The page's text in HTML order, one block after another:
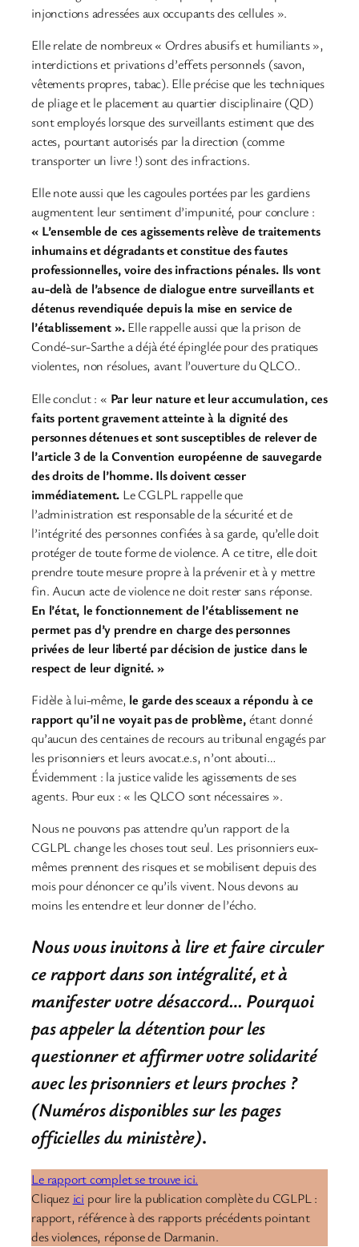
injonctions adressées aux occupants des cellules ».
Elle relate de nombreux « Ordres abusifs et humiliants »,
interdictions et privations d’effets personnels (savon,
vêtements propres, tabac). Elle précise que les techniques
de pliage et le placement au quartier disciplinaire (QD)
sont employés lorsque des surveillants estiment que des
actes, pourtant autorisés par la direction (comme
transporter un livre !) sont des infractions.
Elle note aussi que les cagoules portées par les gardiens
augmentent leur sentiment d’impunité, pour conclure :
« L’ensemble de ces agissements relève de traitements
inhumains et dégradants et constitue des fautes
professionnelles, voire des infractions pénales. Ils vont
au-delà de l’absence de dialogue entre surveillants et
détenus revendiquée depuis la mise en service de
l’établissement ».Elle rappelle aussi que la prison de
Condé-sur-Sarthe a déjà été épinglée pour des pratiques
violentes, non résolues, avant l’ouverture du QLCO..
Elle conclut : « Par leur nature et leur accumulation, ces
faits portent gravement atteinte à la dignité des
personnes détenues et sont susceptibles de relever de
l’article 3 de la Convention européenne de sauvegarde
des droits de l’homme. Ils doivent cesser
immédiatement. Le CGLPL rappelle que
l’administration est responsable de la sécurité et de
l’intégrité des personnes confiées à sa garde, qu’elle doit
protéger de toute forme de violence. A ce titre, elle doit
prendre toute mesure propre à la prévenir et à y mettre
fin. Aucun acte de violence ne doit rester sans réponse.
En l’état, le fonctionnement de l’établissement ne
permet pas d’y prendre en charge des personnes
privées de leur liberté par décision de justice dans le
respect de leur dignité. »
Fidèle à lui-même, le garde des sceaux a répondu à ce
rapport qu’il ne voyait pas de problème,étant donné
qu’aucun des centaines de recours au tribunal engagés par
les prisonniers et leurs avocat.e.s, n’ont abouti…
Évidemment : la justice valide les agissements de ses
agents. Pour eux : « les QLCO sont nécessaires ».
Nous ne pouvons pas attendre qu’un rapport de la
CGLPL change les choses tout seul. Les prisonniers eux-
mêmes prennent des risques et se mobilisent depuis des
mois pour dénoncer ce qu’ils vivent. Nous devons au
moins les entendre et leur donner de l’écho.
Nous vous invitons à lire et faire circuler
ce rapport dans son intégralité, et à
manifester votre désaccord… Pourquoi
pas appeler la détention pour les
questionner et affirmer votre solidarité
avec les prisonniers et leurs proches ?
(Numéros disponibles sur les pages
officielles du ministère).
Le rapport complet se trouve ici.
Cliquez ici pour lire la publication complète du CGLPL :
rapport, référence à des rapports précédents pointant
des violences, réponse de Darmanin.